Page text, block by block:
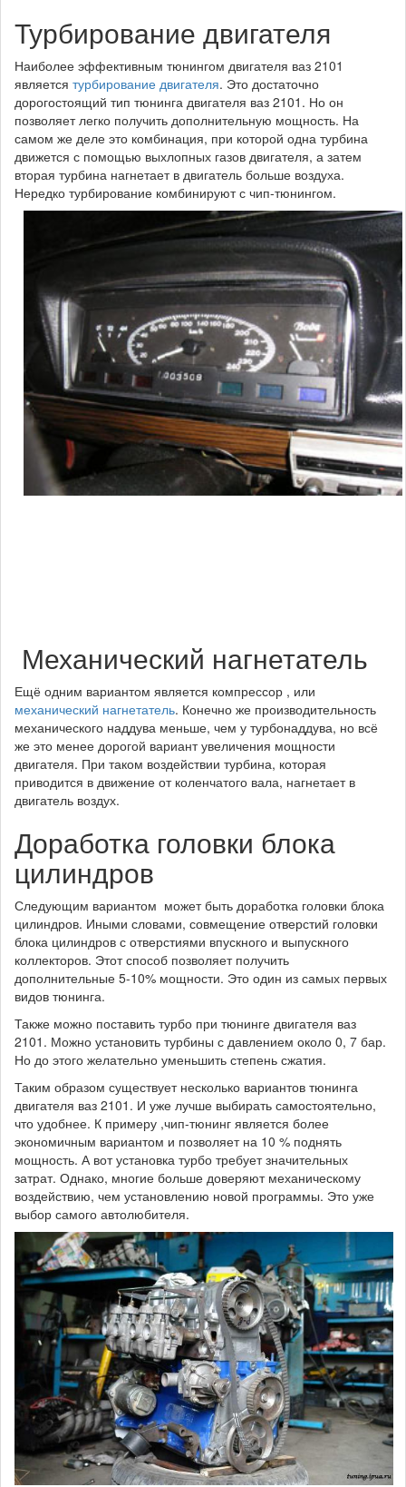
Турбирование двигателя
Наиболее эффективным тюнингом двигателя ваз 2101
является турбирование двигателя. Это достаточно
дорогостоящий тип тюнинга двигателя ваз 2101. Но он
позволяет легко получить дополнительную мощность. На
самом же деле это комбинация, при которой одна турбина
движется с помощью выхлопных газов двигателя, а затем
вторая турбина нагнетает в двигатель больше воздуха.
Нередко турбирование комбинируют с чип-тюнингом.
Механический нагнетатель
Ещё одним вариантом является компрессор , или
механический нагнетатель. Конечно же производительность
механического наддува меньше, чем у турбонаддува, но всё
же это менее дорогой вариант увеличения мощности
двигателя. При таком воздействии турбина, которая
приводится в движение от коленчатого вала, нагнетает в
двигатель воздух.
Доработка головки блока
цилиндров
Следующим вариантом может быть доработка головки блока
цилиндров. Иными словами, совмещение отверстий головки
блока цилиндров с отверстиями впускного и выпускного
коллекторов. Этот способ позволяет получить
дополнительные 5-10% мощности. Это один из самых первых
видов тюнинга.
Также можно поставить турбо при тюнинге двигателя ваз
2101. Можно установить турбины с давлением около 0, 7 бар.
Но до этого желательно уменьшить степень сжатия.
Таким образом существует несколько вариантов тюнинга
двигателя ваз 2101. И уже лучше выбирать самостоятельно,
что удобнее. К примеру ,чип-тюнинг является более
экономичным вариантом и позволяет на 10 % поднять
мощность. А вот установка турбо требует значительных
затрат. Однако, многие больше доверяют механическому
воздействию, чем установлению новой программы. Это уже
выбор самого автолюбителя.